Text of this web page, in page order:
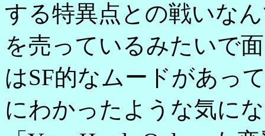
する特異点との戦いな
を売っているみたいで
はSF的なムードがあっ
にわかったような気に